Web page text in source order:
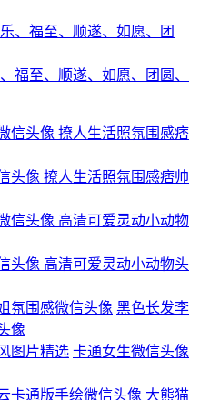
福至、顺遂、如愿、团圆、
头像 撩人生活照氛围感痞帅
头像 高清可爱灵动小动物头
黑色长发李
像
卡通女生微信头像
大熊猫